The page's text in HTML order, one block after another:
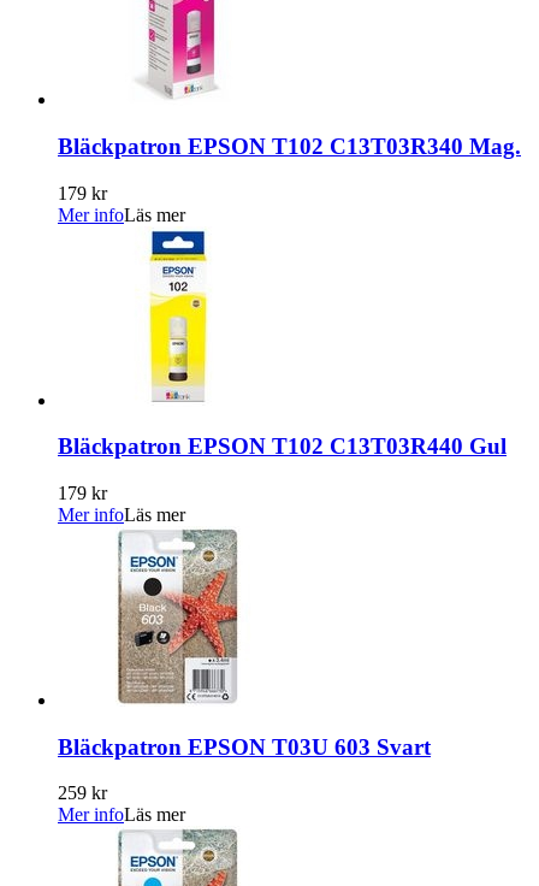
Bläckpatron EPSON T102 C13T03R340 Mag.
179 kr
Mer infoLäs mer
Bläckpatron EPSON T102 C13T03R440 Gul
179 kr
Mer infoLäs mer
Bläckpatron EPSON T03U 603 Svart
259 kr
Mer infoLäs mer